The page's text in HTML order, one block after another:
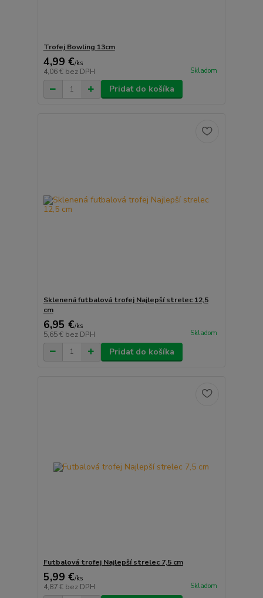
Trofej Bowling 13cm
4,99 €/ks
4,06 € bez DPH Skladom
Pridať do košíka
Sklenená futbalová trofej Najlepší strelec 12,5
cm
6,95 €/ks
5,65 € bez DPH Skladom
Pridať do košíka
Futbalová trofej Najlepší strelec 7,5 cm
5,99 €/ks
4,87 € bez DPH Skladom